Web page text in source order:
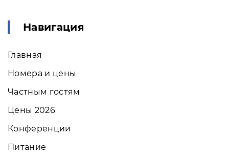
Навигация
Главная
Номера и цены
Частным гостям
Цены 2026
Конференции
Питание